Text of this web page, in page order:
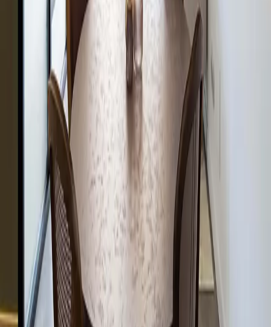
Carrer del Racó, 14. 08810 Sant Pere de Ribes, Barcelona.
info@gokostudio.com
+34 936 885 259
Navigation
Projects
About us
Journal
Press
Contact
Follow us